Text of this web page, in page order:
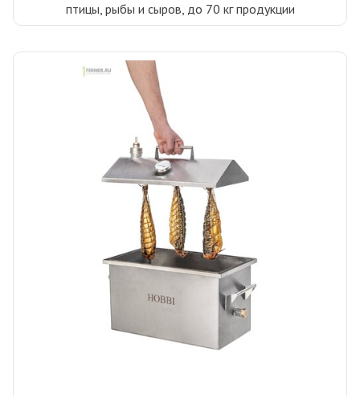
птицы, рыбы и сыров, до 70 кг продукции